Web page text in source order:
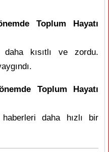
Toplum Hayatı
kısıtlı ve zordu.
Toplum Hayatı
daha hızlı bir